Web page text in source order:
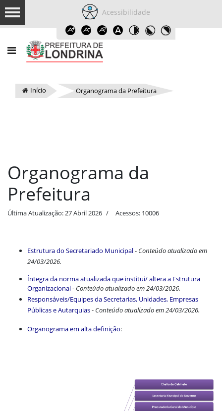
Acessibilidade
Início Organograma da Prefeitura
Organograma da
Prefeitura
Última Atualização: 27 Abril 2026 Acessos: 10006
Estrutura do Secretariado Municipal- Conteúdo atualizado em
24/03/2026.
Íntegra da norma atualizada que institui/ altera a Estrutura
Organizacional- Conteúdo atualizado em 24/03/2026.
Responsáveis/Equipes da Secretarias, Unidades, Empresas
Públicas e Autarquias- Conteúdo atualizado em 24/03/2026.
Organograma em alta definição: